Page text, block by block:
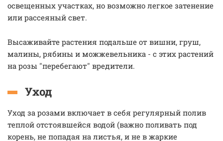
освещенных участках, но возможно легкое затенение
или рассеяный свет.
Высаживайте растения подальше от вишни, груш,
малины, рябины и можжевельника - с этих растений
на розы "перебегают" вредители.
Уход
Уход за розами включает в себя регулярный полив
теплой отстоявшейся водой (важно поливать под
корень, не попадая на листья, и не в жаркие